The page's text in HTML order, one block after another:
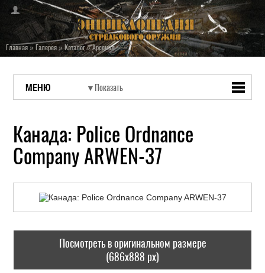
Главная»Галерея»Каталог»Арсенал
МЕНЮ
Канада: Police Ordnance
Company ARWEN-37
Посмотреть в оригинальном размере
(686x888 px)